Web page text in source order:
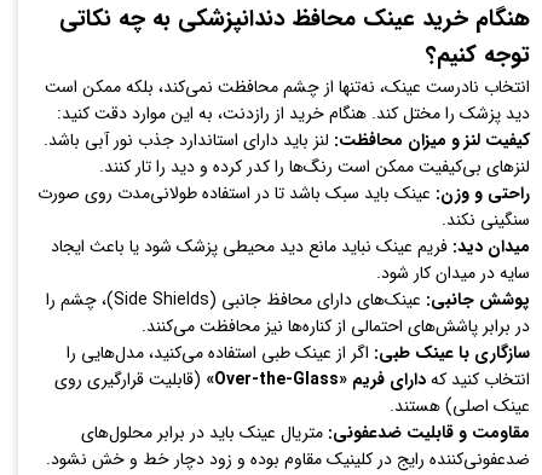
هنگام خرید عینک محافظ دندانپزشکی به چه نکاتی
توجه کنیم؟
انتخاب نادرست عینک، نه‌تنها از چشم محافظت نمی‌کند، بلکه ممکن است
دید پزشک را مختل کند. هنگام خرید از رازدنت، به این موارد دقت کنید:
کیفیت لنز و میزان محافظت: لنز باید دارای استاندارد جذب نور آبی باشد.
لنزهای بی‌کیفیت ممکن است رنگ‌ها را کدر کرده و دید را تار کنند.
راحتی و وزن: عینک باید سبک باشد تا در استفاده طولانی‌مدت روی صورت
سنگینی نکند.
میدان دید: فریم عینک نباید مانع دید محیطی پزشک شود یا باعث ایجاد
سایه در میدان کار شود.
پوشش جانبی:
عینک‌های دارای محافظ جانبی (Side Shields)، چشم را
در برابر پاشش‌های احتمالی از کناره‌ها نیز محافظت می‌کنند.
سازگاری با عینک طبی: اگر از عینک طبی استفاده می‌کنید، مدل‌هایی را
انتخاب کنید کهدارای فریم «Over-the-Glass»
(قابلیت قرارگیری روی
عینک اصلی) هستند.
مقاومت و قابلیت ضدعفونی: متریال عینک باید در برابر محلول‌های
ضدعفونی‌کننده رایج در کلینیک مقاوم بوده و زود دچار خط و خش نشود.